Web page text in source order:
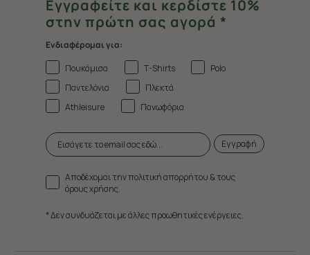
Εγγραφείτε και κερδίστε 10%
στην πρώτη σας αγορά *
Ενδιαφέρομαι για:
Πουκάμισα
T-Shirts
Polo
Παντελόνια
Πλεκτά
Athleisure
Πανωφόρια
Εγγραφή
Αποδέχομαι την πολιτική απορρήτου & τους
όρους χρήσης.
* Δεν συνδυάζεται με άλλες προωθητικές ενέργειες.